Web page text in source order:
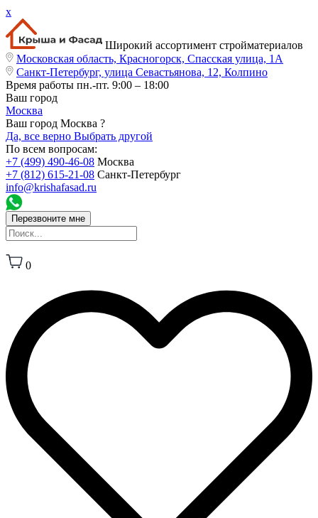
x
Широкий ассортимент стройматериалов
Московская область, Красногорск, Спасская улица, 1А
Санкт-Петербург, улица Севастьянова, 12, Колпино
Время работы пн.-пт. 9:00 – 18:00
Ваш город
Москва
Ваш город Москва ?
Да, все верно Выбрать другой
По всем вопросам:
+7 (499) 490-46-08 Москва
+7 (812) 615-21-08 Санкт-Петербург
info@krishafasad.ru
Перезвоните мне
0